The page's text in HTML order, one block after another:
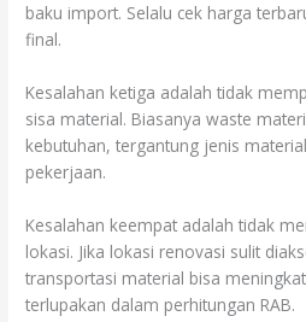
baku import. Selalu cek harga
final.
Kesalahan ketiga adalah tidak
sisa material. Biasanya waste
kebutuhan, tergantung jenis
pekerjaan.
Kesalahan keempat adalah tidak
lokasi. Jika lokasi renovasi sulit
transportasi material bisa
terlupakan dalam perhitungan RAB.